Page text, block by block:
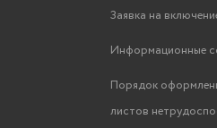
Заявка на
Информационные
Порядок
листов